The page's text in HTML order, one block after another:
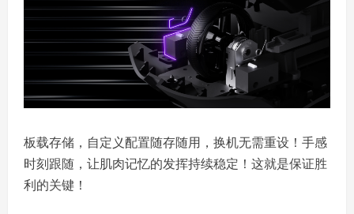
板载存储，自定义配置随存随用，换机无需重设！手感
时刻跟随，让肌肉记忆的发挥持续稳定！这就是保证胜
利的关键！